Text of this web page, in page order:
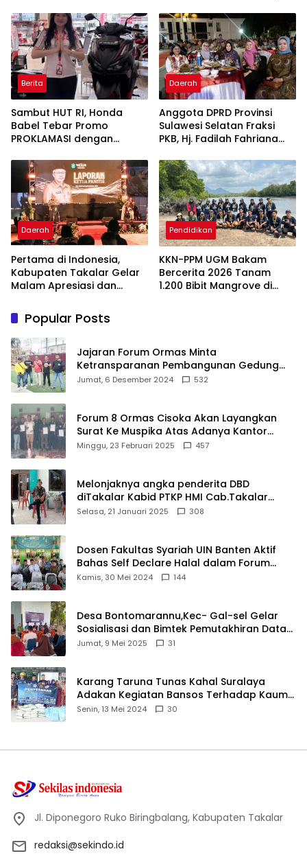
Pelayanan Kesehatan
Berkualitas
2026
Berita
Sambut HUT RI, Honda
Babel Tebar Promo
PROKLAMASI dengan
Jutaan Rupiah
Daerah
Anggota DPRD Provinsi
Sulawesi Selatan Fraksi
PKB, Hj. Fadilah Fahriana
Takalar Menyalakan
Lentera Pengabdian
Melalui Malam Apresiasi
dan Inovasi Award 2026
Daerah
Pertama di Indonesia,
Kabupaten Takalar Gelar
Malam Apresiasi dan
Panggung Penghargaan
bagi Pelayan Publik
Berprestasi
Pendidikan
KKN-PPM UGM Bakam
Bercerita 2026 Tanam
1.200 Bibit Mangrove di
Popular Posts
Jajaran Forum Ormas Minta
Ketransparanan Pembangunan Gedung
Damkar Di Kecamatan Cisoka
Jumat, 6 Desember 2024 532
Forum 8 Ormas Cisoka Akan Layangkan
Surat Ke Muspika Atas Adanya Kantor
Matel di Cisoka
Minggu, 23 Februari 2025 457
Melonjaknya angka penderita DBD
diTakalar Kabid PTKP HMI Cab.Takalar
angkat bicara
Selasa, 21 Januari 2025 308
Dosen Fakultas Syariah UIN Banten Aktif
Bahas Self Declare Halal dalam Forum
Ijtima Ulama MUI
Kamis, 30 Mei 2024 144
Desa Bontomarannu,Kec- Gal-sel Gelar
Sosialisasi dan Bimtek Pemutakhiran Data
ID
Jumat, 9 Mei 2025 31
Karang Taruna Tunas Kahal Suralaya
Adakan Kegiatan Bansos Terhadap Kaum
Dhuafa dan Anak Yatim-Piatu
Senin, 13 Mei 2024 30
Jl. Diponegoro Ruko Biringbalang, Kabupaten Takalar
redaksi@sekindo.id